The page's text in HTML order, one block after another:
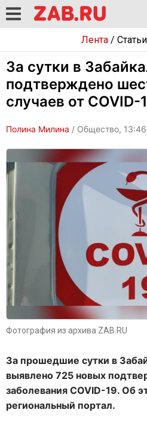
Лента/ Статьи
За сутки в
подтверждено
случаев от COVID-
Полина Милина / Общество,
Фотография из архива ZAB.RU
За прошедшие сутки в
выявлено 725 новых
заболевания COVID-19. Об
региональный портал.